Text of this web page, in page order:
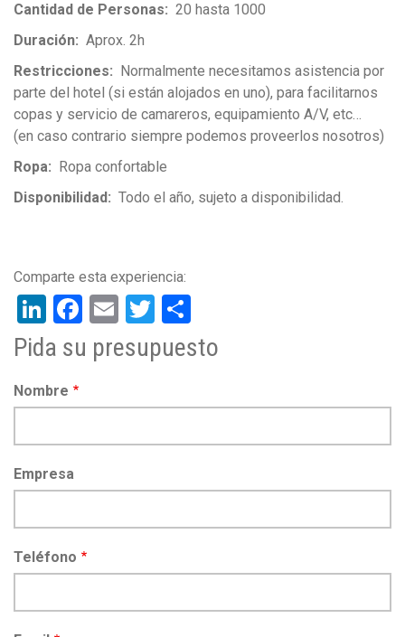
Cantidad de Personas
20 hasta 1000
Duración
Aprox. 2h
Restricciones
Normalmente necesitamos asistencia por
parte del hotel (si están alojados en uno), para facilitarnos
copas y servicio de camareros, equipamiento A/V, etc…
(en caso contrario siempre podemos proveerlos nosotros)
Ropa
Ropa confortable
Disponibilidad
Todo el año, sujeto a disponibilidad.
LinkedIn
Facebook
EmailTwitter
Pida su presupuesto
Nombre
Empresa
Teléfono